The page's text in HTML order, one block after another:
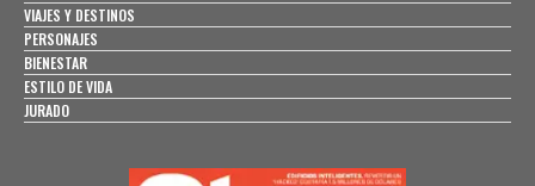
VIAJES Y DESTINOS
PERSONAJES
BIENESTAR
ESTILO DE VIDA
JURADO